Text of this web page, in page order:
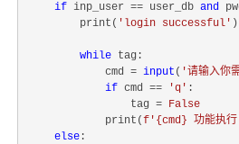
if inp_user == user_db and
        print(
'login successful' )
while tag:
            cmd =
input ( '请输入你
if cmd == 'q' :
                tag =
False
            print(
f' {cmd} 功能执
else :